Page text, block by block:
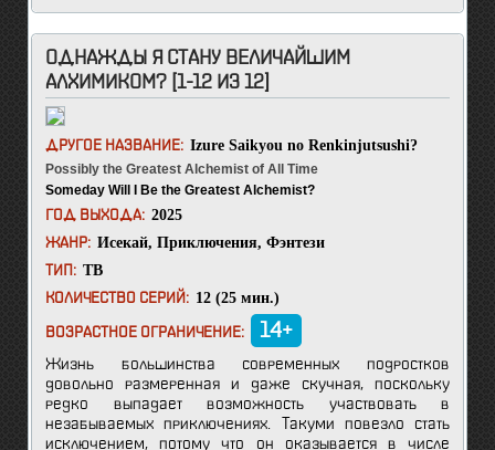
ОДНАЖДЫ Я СТАНУ ВЕЛИЧАЙШИМ
АЛХИМИКОМ? [1-12 ИЗ 12]
ДРУГОЕ НАЗВАНИЕ: Izure Saikyou no Renkinjutsushi?
Possibly the Greatest Alchemist of All Time
Someday Will I Be the Greatest Alchemist?
ГОД ВЫХОДА: 2025
ЖАНР: Исекай, Приключения, Фэнтези
ТИП: ТВ
КОЛИЧЕСТВО СЕРИЙ: 12 (25 мин.)
ВОЗРАСТНОЕ ОГРАНИЧЕНИЕ: 14+
Жизнь большинства современных подростков
довольно размеренная и даже скучная, поскольку
редко выпадает возможность участвовать в
незабываемых приключениях. Такуми повезло стать
исключением, потому что он оказывается в числе